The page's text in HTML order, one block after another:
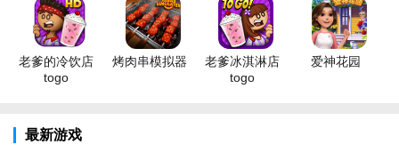
老爹的冷饮店
togo
烤肉串模拟器
老爹冰淇淋店
togo
爱神花园
最新游戏